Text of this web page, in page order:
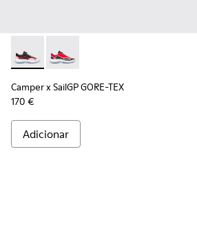
Camper x SailGP GORE-TEX -
Camper x SailGP GORE-TEX
Camper x SailGP GORE-TEX
170 €
Adicionar